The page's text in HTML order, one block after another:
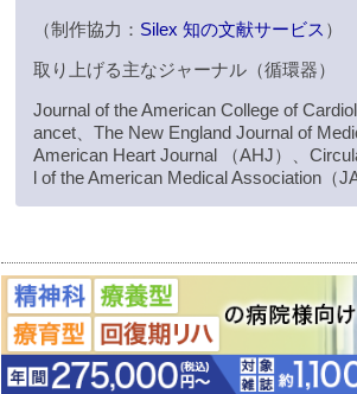
（制作協力： Silex 知の文献サービス ）
取り上げる主なジャーナル（循環器）
Journal of the American College of
ancet、The New England Journal of
American Heart Journal （AHJ）、
l of the American Medical Association（